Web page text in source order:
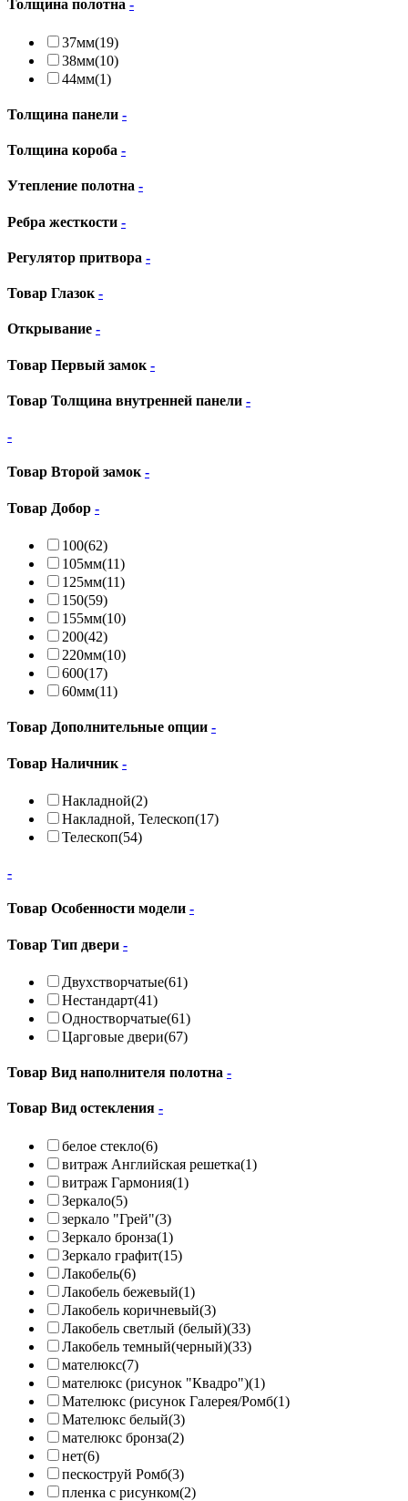
Толщина полотна -
37мм(19)
38мм(10)
44мм(1)
Толщина панели -
Толщина короба -
Утепление полотна -
Ребра жесткости -
Регулятор притвора -
Товар Глазок -
Открывание -
Товар Первый замок -
Товар Толщина внутренней панели -
-
Товар Второй замок-
Товар Добор -
100(62)
105мм(11)
125мм(11)
150(59)
155мм(10)
200(42)
220мм(10)
600(17)
60мм(11)
Товар Дополнительные опции -
Товар Наличник -
Накладной(2)
Накладной, Телескоп(17)
Телескоп(54)
-
Товар Особенности модели -
Товар Тип двери -
Двухстворчатые(61)
Нестандарт(41)
Одностворчатые(61)
Царговые двери(67)
Товар Вид наполнителя полотна -
Товар Вид остекления -
белое стекло(6)
витраж Английская решетка(1)
витраж Гармония(1)
Зеркало(5)
зеркало "Грей"(3)
Зеркало бронза(1)
Зеркало графит(15)
Лакобель(6)
Лакобель бежевый(1)
Лакобель коричневый(3)
Лакобель светлый (белый)(33)
Лакобель темный(черный)(33)
мателюкс(7)
мателюкс (рисунок "Квадро")(1)
Мателюкс (рисунок Галерея/Ромб(1)
Мателюкс белый(3)
мателюкс бронза(2)
нет(6)
пескоструй Ромб(3)
пленка с рисунком(2)